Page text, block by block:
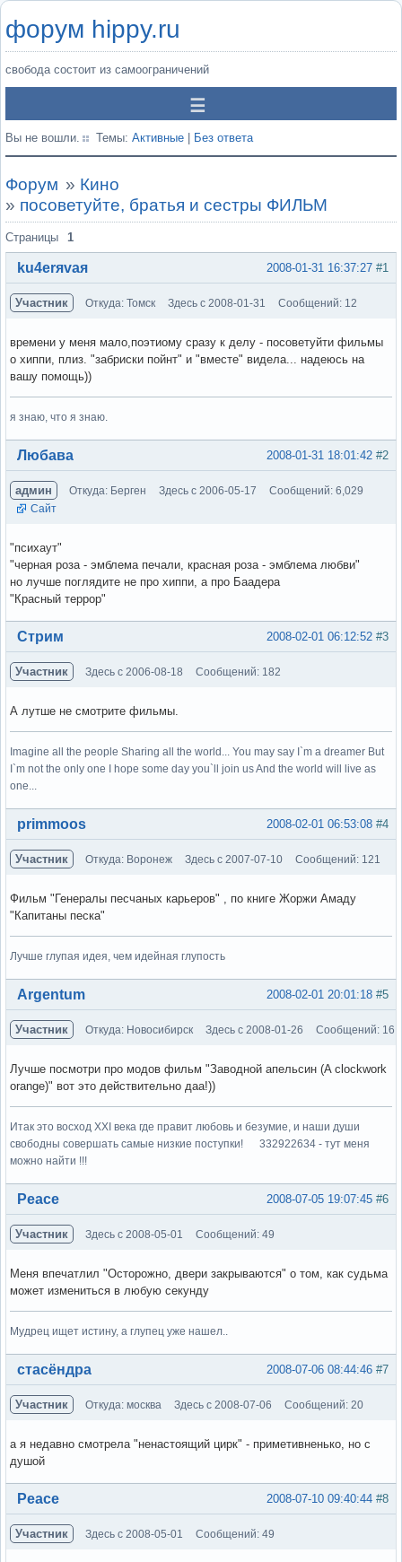
форум hippy.ru
свобода состоит из самоограничений
Вы не вошли. Темы: Активные Без ответа
Форум » Кино
» посоветуйте, братья и сестры ФИЛЬМ
Страницы 1
#1
2008-01-31 16:37:27
ku4erяvaя
Участник Откуда: Томск Здесь с 2008-01-31 Сообщений: 12
времени у меня мало,поэтиому сразу к делу - посоветуйти фильмы
о хиппи, плиз. "забриски пойнт" и "вместе" видела... надеюсь на
вашу помощь))
я знаю, что я знаю.
Вне форума #2
2008-01-31 18:01:42
Любава
админ Откуда: Берген Здесь с 2006-05-17
Сообщений: 6,029
Сайт
"психаут"
"черная роза - эмблема печали, красная роза - эмблема любви"
но лучше поглядите не про хиппи, а про Баадера
"Красный террор"
Вне форума #3
2008-02-01 06:12:52
Стрим
Участник Здесь с 2006-08-18 Сообщений: 182
А лутше не смотрите фильмы.
Imagine all the people Sharing all the world... You may say I`m a dreamer But
I`m not the only one I hope some day you`ll join us And the world will live as
one...
Вне форума #4
2008-02-01 06:53:08
primmoos
Участник Откуда: Воронеж Здесь с 2007-07-10 Сообщений: 121
Фильм "Генералы песчаных карьеров" , по книге Жоржи Амаду
"Капитаны песка"
Лучше глупая идея, чем идейная глупость
Вне форума #5
2008-02-01 20:01:18
Argentum
Участник Откуда: Новосибирск Здесь с 2008-01-26 Сообщений: 16
Лучше посмотри про модов фильм "Заводной апельсин (A clockwork
orange)" вот это действительно даа!))
Итак это восход XXI века где правит любовь и безумие, и наши души
свободны совершать самые низкие поступки! 332922634 - тут меня
можно найти !!!
Вне форума #6
2008-07-05 19:07:45
Peace
Участник Здесь с 2008-05-01 Сообщений: 49
Меня впечатлил "Осторожно, двери закрываются" о том, как судьма
может измениться в любую секунду
Мудрец ищет истину, а глупец уже нашел..
Вне форума #7
2008-07-06 08:44:46
стасёндра
Участник Откуда: москва Здесь с 2008-07-06 Сообщений: 20
а я недавно смотрела "ненастоящий цирк" - приметивненько, но с
душой
Вне форума #8
2008-07-10 09:40:44
Peace
Участник Здесь с 2008-05-01 Сообщений: 49